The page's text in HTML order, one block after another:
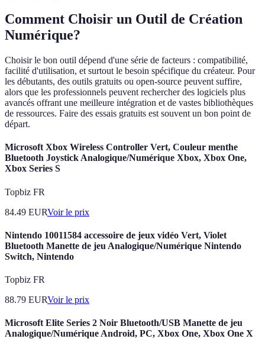
Comment Choisir un Outil de Création
Numérique?
Choisir le bon outil dépend d'une série de facteurs : compatibilité,
facilité d'utilisation, et surtout le besoin spécifique du créateur. Pour
les débutants, des outils gratuits ou open-source peuvent suffire,
alors que les professionnels peuvent rechercher des logiciels plus
avancés offrant une meilleure intégration et de vastes bibliothèques
de ressources. Faire des essais gratuits est souvent un bon point de
départ.
Microsoft Xbox Wireless Controller Vert, Couleur menthe
Bluetooth Joystick Analogique/Numérique Xbox, Xbox One,
Xbox Series S
Topbiz FR
84.49 EURVoir le prix
Nintendo 10011584 accessoire de jeux vidéo Vert, Violet
Bluetooth Manette de jeu Analogique/Numérique Nintendo
Switch, Nintendo
Topbiz FR
88.79 EURVoir le prix
Microsoft Elite Series 2 Noir Bluetooth/USB Manette de jeu
Analogique/Numérique Android, PC, Xbox One, Xbox One X